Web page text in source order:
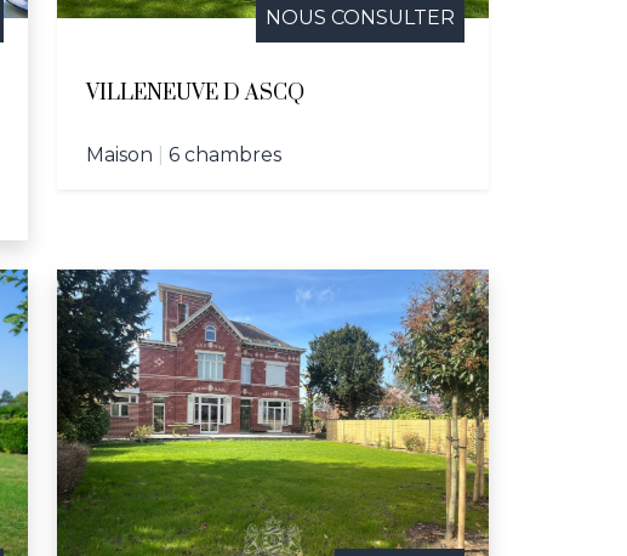
NOUS CONSULTER
VILLENEUVE D ASCQ
Maison 6 chambres